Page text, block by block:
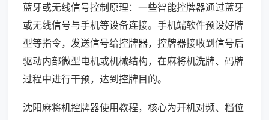
蓝牙或无线信号控制原理：一些智能控牌器通过蓝牙
或无线信号与手机等设备连接。手机端软件预设好牌
型等指令，发送信号给控牌器，控牌器接收到信号后
驱动内部微型电机或机械结构，在麻将机洗牌、码牌
过程中进行干预，达到控牌目的。
沈阳麻将机控牌器使用教程，核心为开机对频、档位